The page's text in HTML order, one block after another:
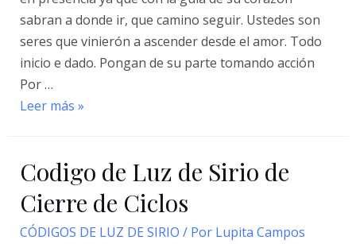
sabran a donde ir, que camino seguir. Ustedes son
seres que vinierón a ascender desde el amor. Todo
inicio e dado. Pongan de su parte tomando acción
Por …
Código
de
Sirio
de
Nuevos
Leer más »
Codigo de Luz de Sirio de
Cierre de Ciclos
CÓDIGOS DE LUZ DE SIRIO / Por Lupita Campos